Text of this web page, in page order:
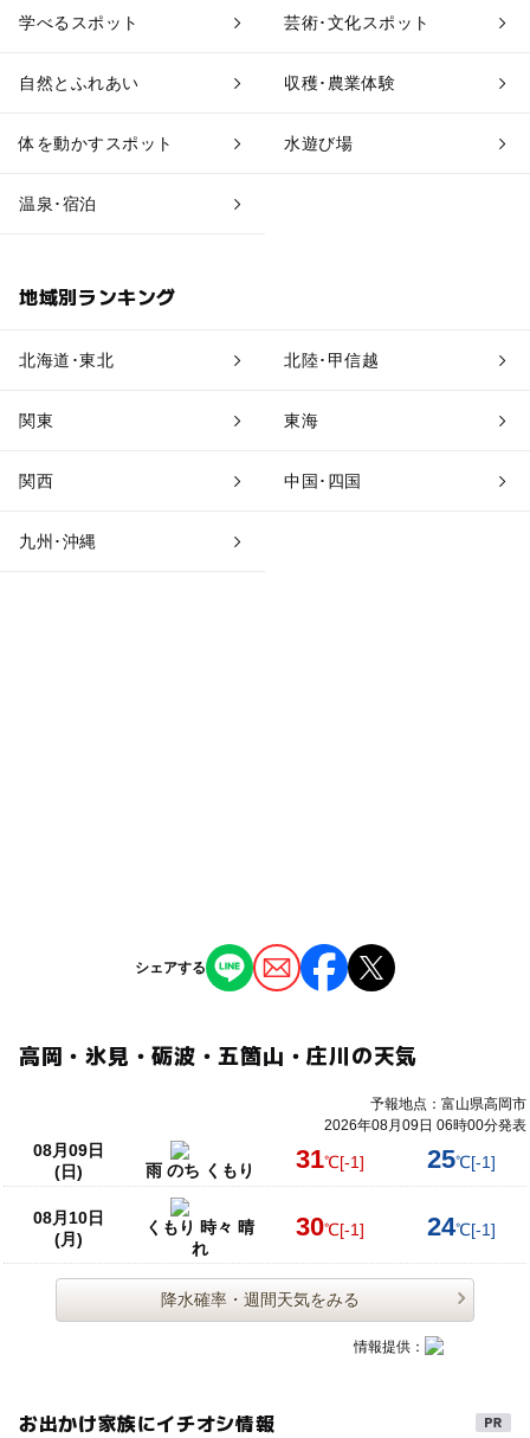
学べるスポット 芸術･文化スポット
自然とふれあい 収穫･農業体験
体を動かすスポット 水遊び場
温泉･宿泊
地域別ランキング
北海道･東北 北陸･甲信越
関東 東海
関西 中国･四国
九州･沖縄
シェアする
高岡・氷見・砺波・五箇山・庄川の天気
予報地点：富山県高岡市
2026年08月09日 06時00分発表
08月09日
(日)
雨 のち くもり 31℃[-1] 25℃[-1]
08月10日
(月)
くもり 時々 晴
れ
30℃[-1] 24℃[-1]
降水確率・週間天気をみる
情報提供：
お出かけ家族にイチオシ情報